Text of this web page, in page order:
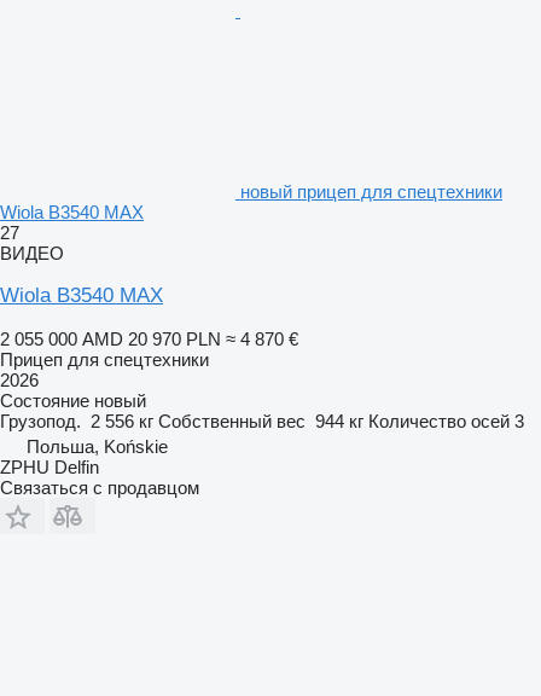
новый прицеп для спецтехники
Wiola B3540 MAX
27
ВИДЕО
Wiola B3540 MAX
2 055 000 AMD 20 970 PLN ≈ 4 870 €
Прицеп для спецтехники
2026
Состояние новый
Грузопод. 2 556 кг Собственный вес 944 кг Количество осей 3
Польша, Końskie
ZPHU Delfin
Связаться с продавцом